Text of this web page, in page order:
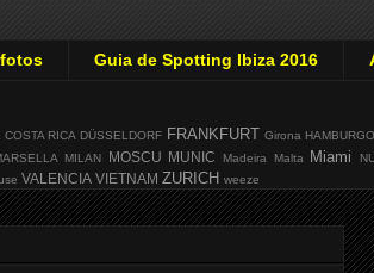
Guia de Spotting Ibiza 2016
COSTA RICA DÜSSELDORF FRANKFURT Girona HAMBURGO
MILAN MOSCU MUNIC Madeira Malta Miami
VALENCIA VIETNAM ZURICH weeze